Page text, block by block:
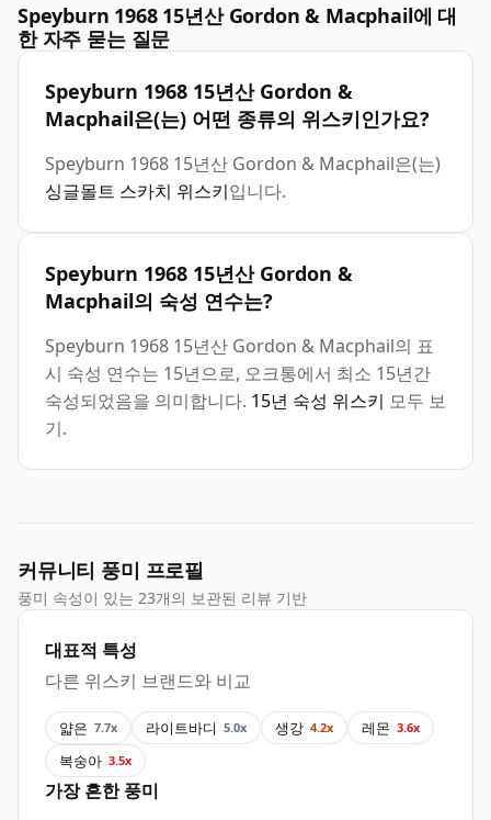
Speyburn 1968 15년산 Gordon & Macphail에 대
한 자주 묻는 질문
Speyburn 1968 15년산 Gordon &
Macphail은(는) 어떤 종류의 위스키인가요?
Speyburn 1968 15년산 Gordon & Macphail은(는)
싱글몰트 스카치 위스키입니다.
Speyburn 1968 15년산 Gordon &
Macphail의 숙성 연수는?
Speyburn 1968 15년산 Gordon & Macphail의 표
시 숙성 연수는 15년으로, 오크통에서 최소 15년간
숙성되었음을 의미합니다. 15년 숙성 위스키 모두 보
기.
커뮤니티 풍미 프로필
풍미 속성이 있는 23개의 보관된 리뷰 기반
대표적 특성
다른 위스키 브랜드와 비교
얇은 7.7x 라이트바디 5.0x 생강 4.2x 레몬 3.6x
복숭아 3.5x
가장 흔한 풍미